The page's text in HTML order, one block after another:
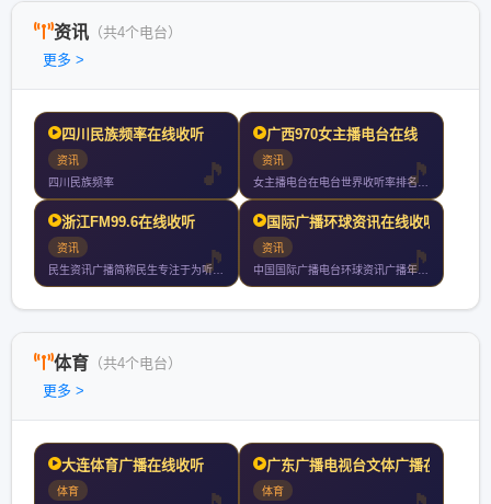
资讯 （共4个电台）
更多 >
四川民族频率在线收听
资讯
四川民族频率
广西970女主播电台在线
资讯
女主播电台在电台世界收听率排名第十三位央视索福瑞数据调查以半
浙江FM99.6在线收听
资讯
民生资讯广播简称民生专注于为听众刷新立于潮头的快乐生活快乐生
国际广播环球资讯在线收听
资讯
中国国际广播电台环球资讯广播年月日正式开播家记者站遍布全球种
体育 （共4个电台）
更多 >
大连体育广播在线收听
体育
广东广播电视台文体广播在
体育